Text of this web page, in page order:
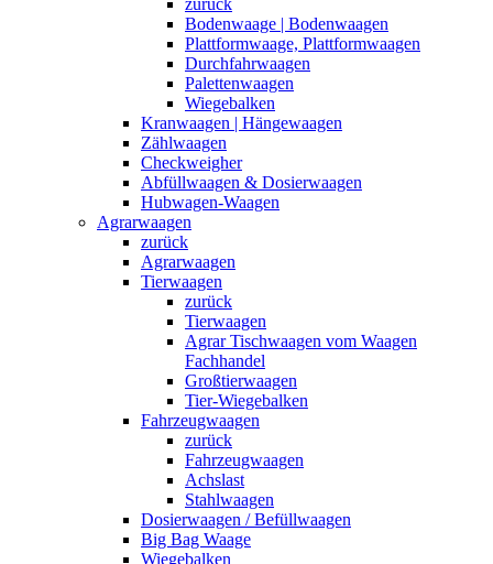
zurück
Bodenwaage | Bodenwaagen
Plattformwaage, Plattformwaagen
Durchfahrwaagen
Palettenwaagen
Wiegebalken
Kranwaagen | Hängewaagen
Zählwaagen
Checkweigher
Abfüllwaagen & Dosierwaagen
Hubwagen-Waagen
Agrarwaagen
zurück
Agrarwaagen
Tierwaagen
zurück
Tierwaagen
Agrar Tischwaagen vom Waagen
Fachhandel
Großtierwaagen
Tier-Wiegebalken
Fahrzeugwaagen
zurück
Fahrzeugwaagen
Achslast
Stahlwaagen
Dosierwaagen / Befüllwaagen
Big Bag Waage
Wiegebalken